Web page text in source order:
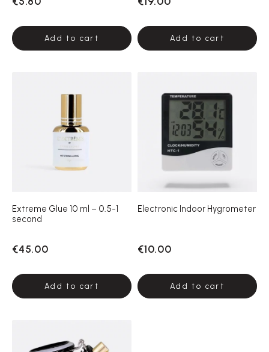
Add to cart Add to cart
Extreme Glue 10 ml – 0.5-1
second
€45.00
Add to cart
Electronic Indoor Hygrometer
€10.00
Add to cart